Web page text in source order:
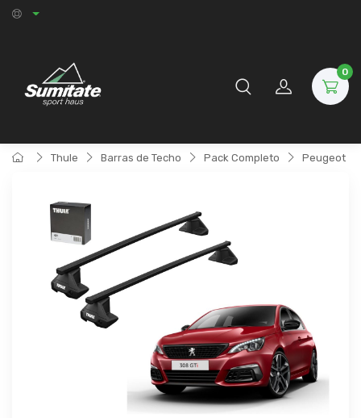
0
Thule Barras de Techo Pack Completo Peugeot